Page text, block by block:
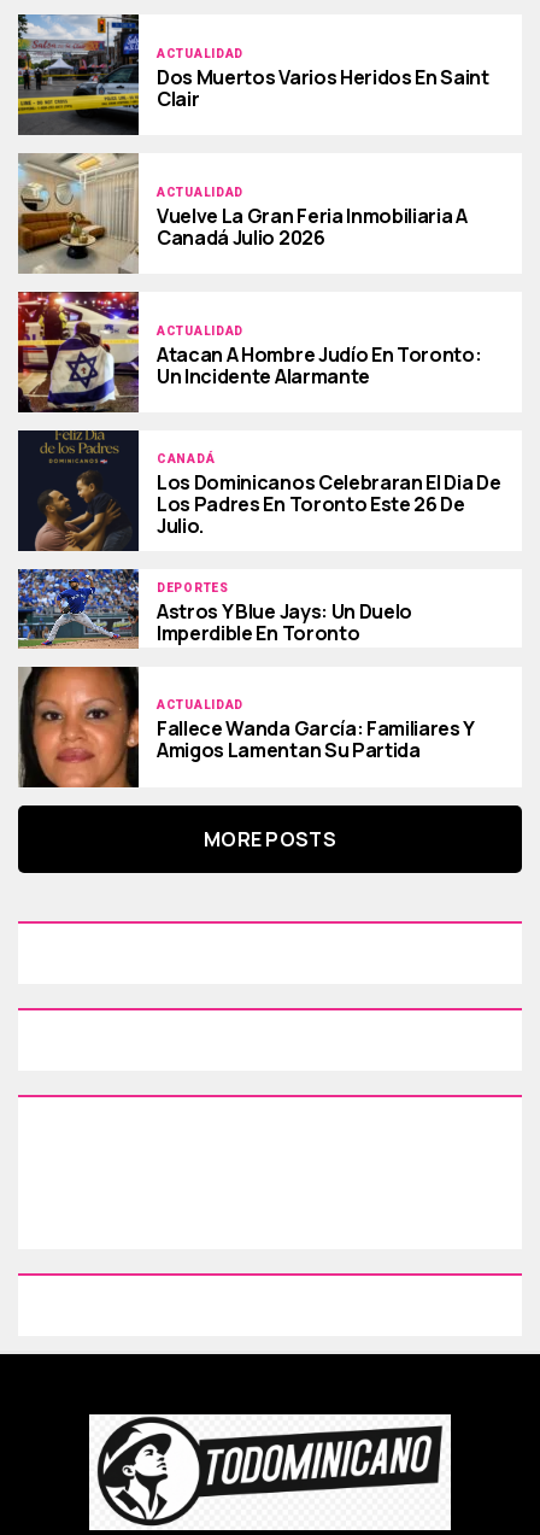
ACTUALIDAD
Dos Muertos Varios Heridos En Saint
Clair
ACTUALIDAD
Vuelve La Gran Feria Inmobiliaria A
Canadá Julio 2026
ACTUALIDAD
Atacan A Hombre Judío En Toronto:
Un Incidente Alarmante
CANADÁ
Los Dominicanos Celebraran El Dia De
Los Padres En Toronto Este 26 De
Julio.
DEPORTES
Astros Y Blue Jays: Un Duelo
Imperdible En Toronto
ACTUALIDAD
Fallece Wanda García: Familiares Y
Amigos Lamentan Su Partida
MORE POSTS